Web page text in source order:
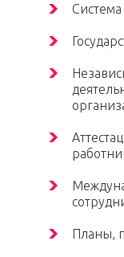
Планы,